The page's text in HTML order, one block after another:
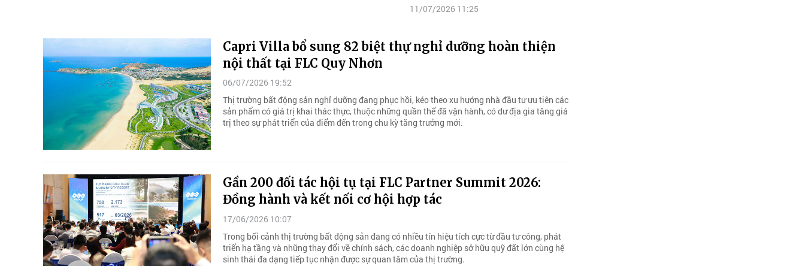
11/07/2026 11:25
Capri Villa bổ sung 82 biệt thự nghỉ dưỡng hoàn thiện
nội thất tại FLC Quy Nhơn
06/07/2026 19:52
Thị trường bất động sản nghỉ dưỡng đang phục hồi, kéo theo xu hướng nhà đầu tư ưu tiên các
sản phẩm có giá trị khai thác thực, thuộc những quần thể đã vận hành, có dư địa gia tăng giá
trị theo sự phát triển của điểm đến trong chu kỳ tăng trưởng mới.
Gần 200 đối tác hội tụ tại FLC Partner Summit 2026:
Đồng hành và kết nối cơ hội hợp tác
17/06/2026 10:07
Trong bối cảnh thị trường bất động sản đang có nhiều tín hiệu tích cực từ đầu tư công, phát
triển hạ tầng và những thay đổi về chính sách, các doanh nghiệp sở hữu quỹ đất lớn cùng hệ
sinh thái đa dạng tiếp tục nhận được sự quan tâm của thị trường.